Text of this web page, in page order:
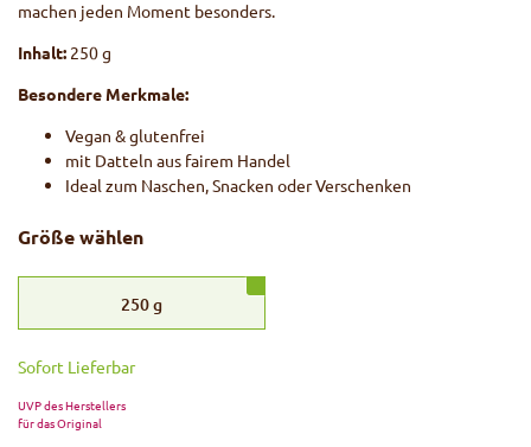
machen jeden Moment besonders.
Inhalt: 250 g
Besondere Merkmale:
Vegan & glutenfrei
mit Datteln aus fairem Handel
Ideal zum Naschen, Snacken oder Verschenken
Größe wählen
250g
Sofort Lieferbar
UVP des Herstellers
für das Original